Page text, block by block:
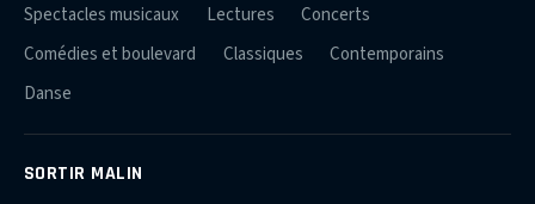
Spectacles musicaux
Lectures
Concerts
Comédies et boulevard
Classiques
Contemporains
Danse
SORTIR MALIN